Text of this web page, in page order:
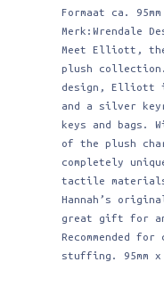
Formaat ca. 95mm
Merk:Wrendale
Meet Elliott, the
plush collection.
design, Elliott
and a silver
keys and bags.
of the plush
completely
tactile
Hannah’s
great gift for
Recommended
stuffing. 95mm x